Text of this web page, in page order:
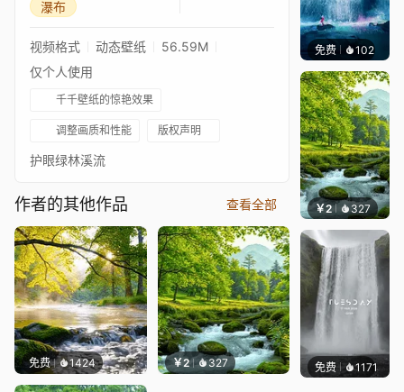
瀑布
视频格式 动态壁纸
56.59M
仅个人使用
千千壁纸的惊艳效果
调整画质和性能 版权声明
护眼绿林溪流
作者的其他作品 查看全部
免费 1424 ￥2 327
免费 102
￥2 327小皮
免费 1171